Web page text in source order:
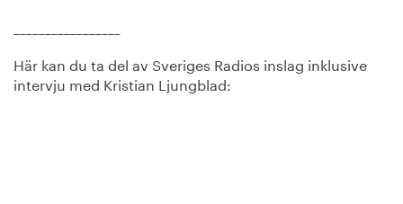
Här kan du ta del av Sveriges Radios inslag inklusive
intervju med Kristian Ljungblad: